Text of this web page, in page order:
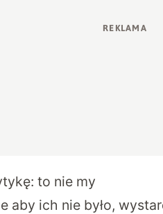
to nie my
aby ich nie było,